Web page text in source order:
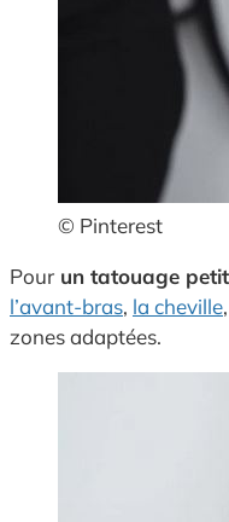
© Pinterest
Pour un tatouage
l’avant-bras, la cheville
zones adaptées.